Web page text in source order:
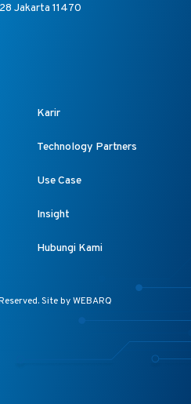
Jakarta 11470
Karir
Technology Partners
Use Case
Insight
Hubungi Kami
Site byWEBARQ